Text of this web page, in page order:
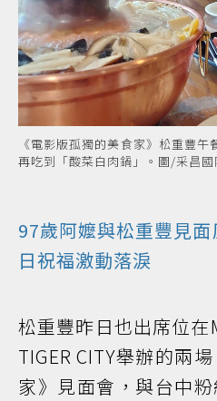
《電影版孤獨的美食家》松重豐
再吃到「酸菜白肉鍋」。圖/采昌國
97歲阿嬤與松重豐見
日祝福激動落淚
松重豐昨日也出席位在
TIGER CITY舉辦的兩
家》見面會，與台中